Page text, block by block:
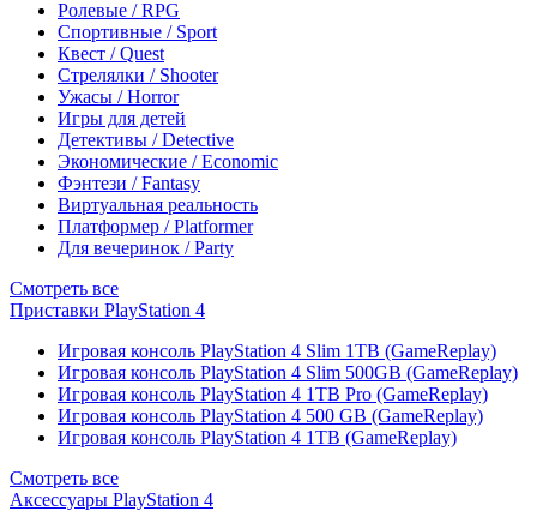
Ролевые / RPG
Спортивные / Sport
Квест / Quest
Стрелялки / Shooter
Ужасы / Horror
Игры для детей
Детективы / Detective
Экономические / Economic
Фэнтези / Fantasy
Виртуальная реальность
Платформер / Platformer
Для вечеринок / Party
Смотреть все
Приставки PlayStation 4
Игровая консоль PlayStation 4 Slim 1TB (GameReplay)
Игровая консоль PlayStation 4 Slim 500GB (GameReplay)
Игровая консоль PlayStation 4 1TB Pro (GameReplay)
Игровая консоль PlayStation 4 500 GB (GameReplay)
Игровая консоль PlayStation 4 1TB (GameReplay)
Смотреть все
Аксессуары PlayStation 4